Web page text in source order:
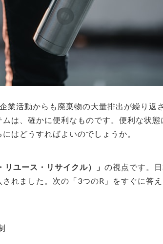
業活動からも廃棄物の大量排出が繰り返
は、確かに便利なものです。便利な状態
はどうすればよいのでしょうか。
リユース・リサイクル）」 の視点です。
れました。次の「3つのR」をすぐに答